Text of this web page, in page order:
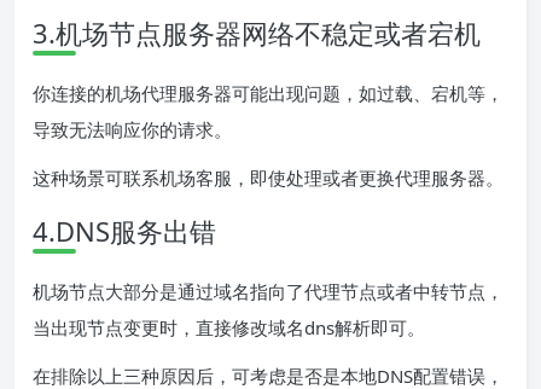
3.机场节点服务器网络不稳定或者宕机
你连接的机场代理服务器可能出现问题，如过载、宕机等，
导致无法响应你的请求。
这种场景可联系机场客服，即使处理或者更换代理服务器。
4.DNS服务出错
机场节点大部分是通过域名指向了代理节点或者中转节点，
当出现节点变更时，直接修改域名dns解析即可。
在排除以上三种原因后，可考虑是否是本地DNS配置错误，